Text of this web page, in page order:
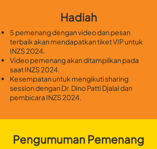
Hadiah
5 pemenang dengan video dan pesan
terbaik akan mendapatkan tiket VIP untuk
INZS 2024.
Video pemenang akan ditampilkan pada
saat INZS 2024.
Kesempatan untuk mengikuti sharing
session dengan Dr. Dino Patti Djalal dan
pembicara INZS 2024.
Pengumuman Pemenang